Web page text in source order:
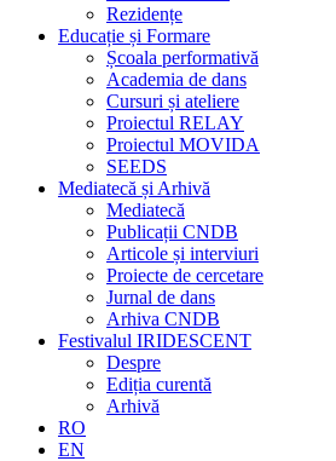
Rezidențe
Educație și Formare
Școala performativă
Academia de dans
Cursuri și ateliere
Proiectul RELAY
Proiectul MOVIDA
SEEDS
Mediatecă și Arhivă
Mediatecă
Publicații CNDB
Articole și interviuri
Proiecte de cercetare
Jurnal de dans
Arhiva CNDB
Festivalul IRIDESCENT
Despre
Ediția curentă
Arhivă
RO
EN